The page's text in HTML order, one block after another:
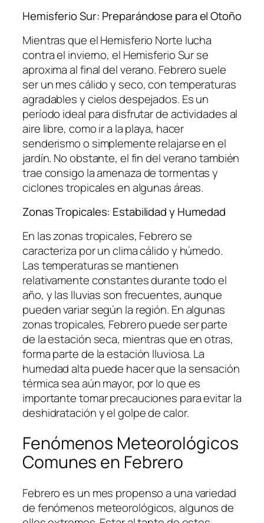
Hemisferio Sur: Preparándose para el Otoño
Mientras que el Hemisferio Norte lucha
contra el invierno, el Hemisferio Sur se
aproxima al final del verano. Febrero suele
ser un mes cálido y seco, con temperaturas
agradables y cielos despejados. Es un
período ideal para disfrutar de actividades al
aire libre, como ir a la playa, hacer
senderismo o simplemente relajarse en el
jardín. No obstante, el fin del verano también
trae consigo la amenaza de tormentas y
ciclones tropicales en algunas áreas.
Zonas Tropicales: Estabilidad y Humedad
En las zonas tropicales, Febrero se
caracteriza por un clima cálido y húmedo.
Las temperaturas se mantienen
relativamente constantes durante todo el
año, y las lluvias son frecuentes, aunque
pueden variar según la región. En algunas
zonas tropicales, Febrero puede ser parte
de la estación seca, mientras que en otras,
forma parte de la estación lluviosa. La
humedad alta puede hacer que la sensación
térmica sea aún mayor, por lo que es
importante tomar precauciones para evitar la
deshidratación y el golpe de calor.
Fenómenos Meteorológicos
Comunes en Febrero
Febrero es un mes propenso a una variedad
de fenómenos meteorológicos, algunos de